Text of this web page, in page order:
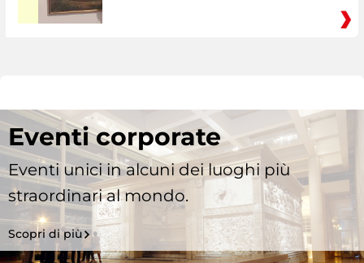
Eventi corporate
Eventi unici in alcuni dei luoghi più
straordinari al mondo.
Scopri di più